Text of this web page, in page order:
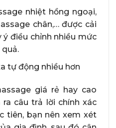
nhiệt hồng ngoại,
chân,… được cải
điều chỉnh nhiều mức
tự động nhiều hơn
giá rẻ hay cao
câu trả lời chính xác
tiên, bạn nên xem xét